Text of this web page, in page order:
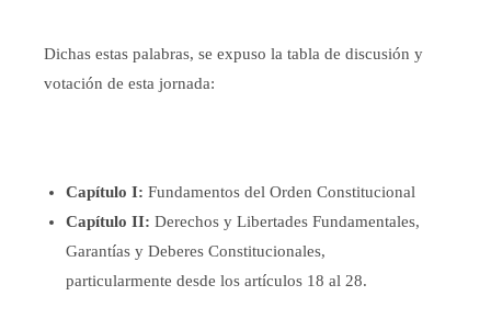
Dichas estas palabras, se expuso la tabla de discusión y
votación de esta jornada:
Capítulo I: Fundamentos del Orden Constitucional
Capítulo II: Derechos y Libertades Fundamentales,
Garantías y Deberes Constitucionales,
particularmente desde los artículos 18 al 28.